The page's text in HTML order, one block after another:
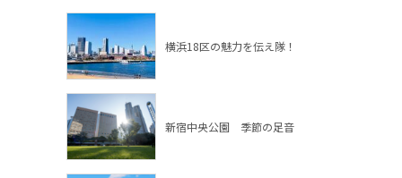
横浜18区の魅力を伝え隊！
新宿中央公園 季節の足音